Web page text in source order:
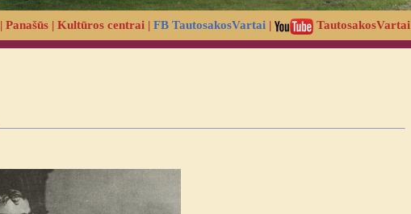
| Panašūs| Kultūros centrai| FB TautosakosVartai | TautosakosVartai